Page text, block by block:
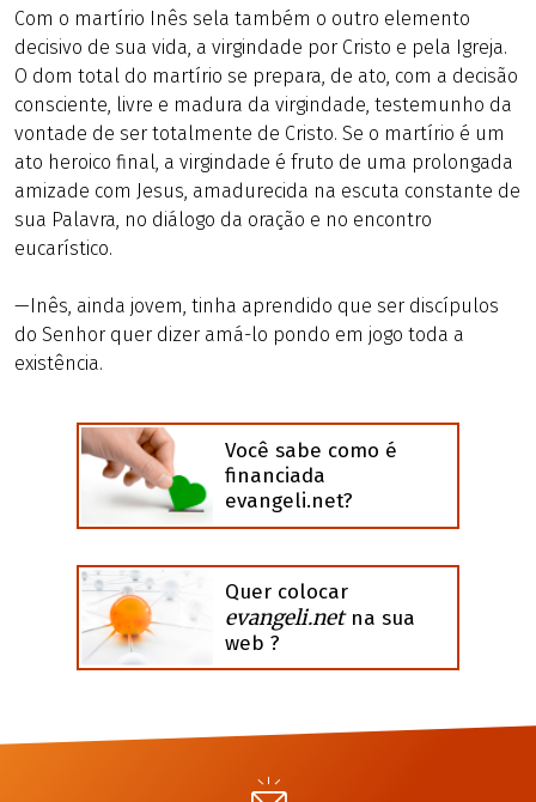
Com o martírio Inês sela também o outro elemento
decisivo de sua vida, a virgindade por Cristo e pela Igreja.
O dom total do martírio se prepara, de ato, com a decisão
consciente, livre e madura da virgindade, testemunho da
vontade de ser totalmente de Cristo. Se o martírio é um
ato heroico final, a virgindade é fruto de uma prolongada
amizade com Jesus, amadurecida na escuta constante de
sua Palavra, no diálogo da oração e no encontro
eucarístico.
—Inês, ainda jovem, tinha aprendido que ser discípulos
do Senhor quer dizer amá-lo pondo em jogo toda a
existência.
Você sabe como é
financiada
evangeli.net?
Quer colocar
evangeli.netna sua
web ?